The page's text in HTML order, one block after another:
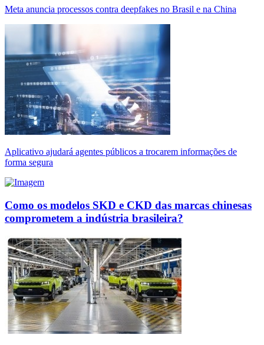
Meta anuncia processos contra deepfakes no Brasil e na China
Aplicativo ajudará agentes públicos a trocarem informações de
forma segura
Como os modelos SKD e CKD das marcas chinesas
comprometem a indústria brasileira?